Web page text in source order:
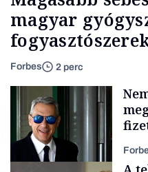
magyar
Forbes 2 perc